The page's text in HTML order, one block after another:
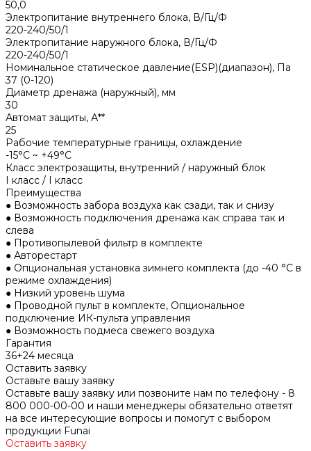
50,0
Электропитание внутреннего блока, В/Гц/Ф
220-240/50/1
Электропитание наружного блока, В/Гц/Ф
220-240/50/1
Номинальное статическое давление(ESP)(диапазон), Па
37 (0-120)
Диаметр дренажа (наружный), мм
30
Автомат защиты, А**
25
Рабочие температурные границы, охлаждение
-15°С ~ +49°С
Класс электрозащиты, внутренний / наружный блок
I класс / I класс
Преимущества
● Возможность забора воздуха как сзади, так и снизу
● Возможность подключения дренажа как справа так и
слева
● Противопылевой фильтр в комплекте
● Авторестарт
● Опциональная установка зимнего комплекта (до -40 °С в
режиме охлаждения)
● Низкий уровень шума
● Проводной пульт в комплекте, Опциональное
подключение ИК-пульта управления
● Возможность подмеса свежего воздуха
Гарантия
36+24 месяца
Оставить заявку
Оставьте вашу заявку
Оставьте вашу заявку или позвоните нам по телефону - 8
800 000-00-00 и наши менеджеры обязательно ответят
на все интересующие вопросы и помогут с выбором
продукции Funai
Оставить заявку